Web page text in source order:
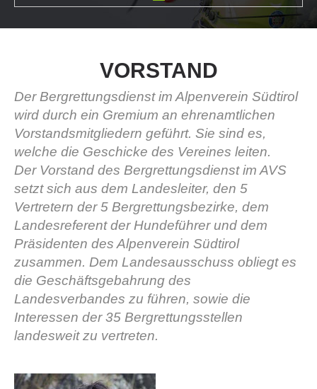
Vereinsgeschichte
VORSTAND
Der Bergrettungsdienst im Alpenverein Südtirol
wird durch ein Gremium an ehrenamtlichen
Vorstandsmitgliedern geführt. Sie sind es,
welche die Geschicke des Vereines leiten.
Der Vorstand des Bergrettungsdienst im AVS
setzt sich aus dem Landesleiter, den 5
Vertretern der 5 Bergrettungsbezirke, dem
Landesreferent der Hundeführer und dem
Präsidenten des Alpenverein Südtirol
zusammen. Dem Landesausschuss obliegt es
die Geschäftsgebahrung des
Landesverbandes zu führen, sowie die
Interessen der 35 Bergrettungsstellen
landesweit zu vertreten.